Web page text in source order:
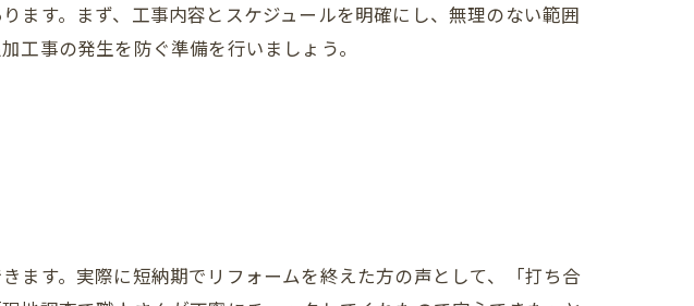
ます。まず、工事内容とスケジュールを明確にし、無理のない範囲
工事の発生を防ぐ準備を行いましょう。
ます。実際に短納期でリフォームを終えた方の声として、「打ち合